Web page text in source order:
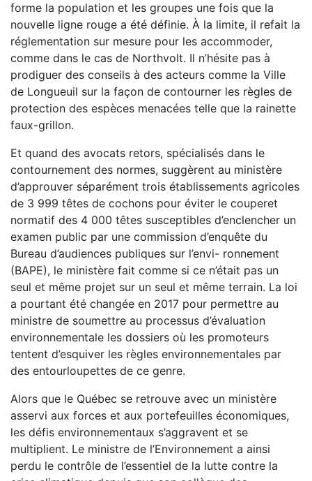
forme la population et les groupes une fois que la
nouvelle ligne rouge a été définie. À la limite, il refait la
réglementation sur mesure pour les accommoder,
comme dans le cas de Northvolt. Il n’hésite pas à
prodiguer des conseils à des acteurs comme la Ville
de Longueuil sur la façon de contourner les règles de
protection des espèces menacées telle que la rainette
faux-grillon.
Et quand des avocats retors, spécialisés dans le
contournement des normes, suggèrent au ministère
d’approuver séparément trois établissements agricoles
de 3 999 têtes de cochons pour éviter le couperet
normatif des 4 000 têtes susceptibles d’enclencher un
examen public par une commission d’enquête du
Bureau d’audiences publiques sur l’envi- ronnement
(BAPE), le ministère fait comme si ce n’était pas un
seul et même projet sur un seul et même terrain. La loi
a pourtant été changée en 2017 pour permettre au
ministre de soumettre au processus d’évaluation
environnementale les dossiers où les promoteurs
tentent d’esquiver les règles environnementales par
des entourloupettes de ce genre.
Alors que le Québec se retrouve avec un ministère
asservi aux forces et aux portefeuilles économiques,
les défis environnementaux s’aggravent et se
multiplient. Le ministre de l’Environnement a ainsi
perdu le contrôle de l’essentiel de la lutte contre la